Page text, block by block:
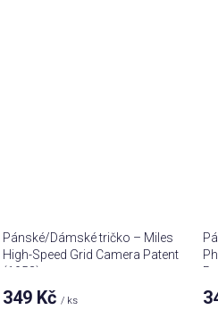
Pánské/Dámské tričko – Miles
High-Speed Grid Camera Patent
(1953)
349 Kč/ ks